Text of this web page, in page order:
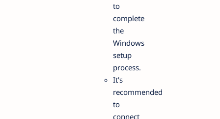
to
complete
the
Windows
setup
process.
It's
recommended
to
connect